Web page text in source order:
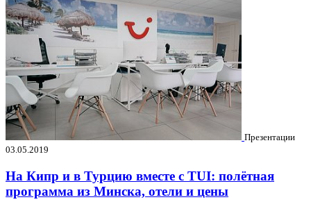
Презентации
03.05.2019
На Кипр и в Турцию вместе с TUI: полётная
программа из Минска, отели и цены